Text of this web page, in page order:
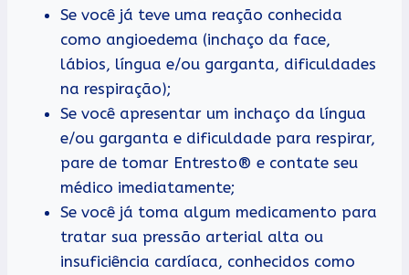
Se você já teve uma reação conhecida
como angioedema (inchaço da face,
lábios, língua e/ou garganta, dificuldades
na respiração);
Se você apresentar um inchaço da língua
e/ou garganta e dificuldade para respirar,
pare de tomar Entresto® e contate seu
médico imediatamente;
Se você já toma algum medicamento para
tratar sua pressão arterial alta ou
insuficiência cardíaca, conhecidos como